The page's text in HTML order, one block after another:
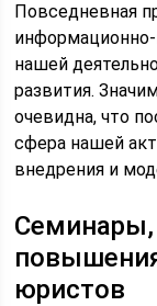
Повседневная
информационно-
нашей
развития.
очевидна, что
сфера нашей
внедрения и
Семинары,
юристов